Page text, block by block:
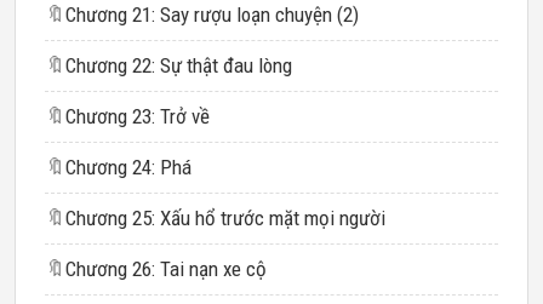
🔖 Chương 21: Say rượu loạn chuyện (2)
🔖 Chương 22: Sự thật đau lòng
🔖 Chương 23: Trở về
🔖 Chương 24: Phá
🔖 Chương 25: Xấu hổ trước mặt mọi người
🔖 Chương 26: Tai nạn xe cộ